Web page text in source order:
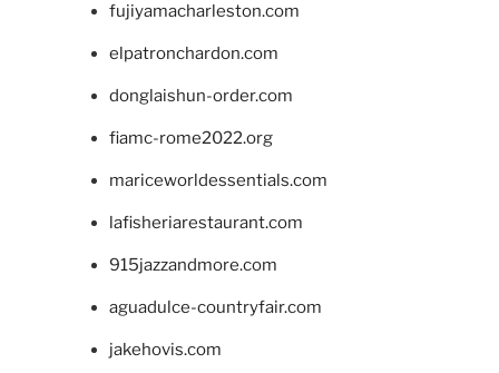
fujiyamacharleston.com
elpatronchardon.com
donglaishun-order.com
fiamc-rome2022.org
mariceworldessentials.com
lafisheriarestaurant.com
915jazzandmore.com
aguadulce-countryfair.com
jakehovis.com